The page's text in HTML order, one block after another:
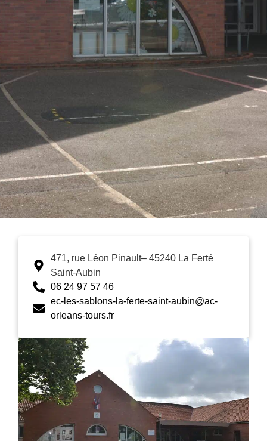
471, rue Léon Pinault– 45240 La Ferté
Saint-Aubin
06 24 97 57 46
ec-les-sablons-la-ferte-saint-aubin@ac-
orleans-tours.fr